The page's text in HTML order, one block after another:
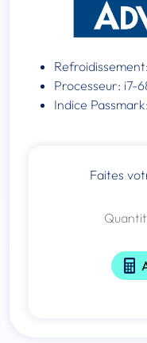
Processeur: i7-
Indice
Faites